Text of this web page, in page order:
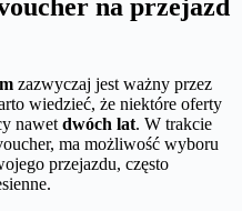
na przejazd
zazwyczaj jest ważny przez
wiedzieć, że niektóre oferty
nawet dwóch lat. W trakcie
ma możliwość wyboru
przejazdu, często